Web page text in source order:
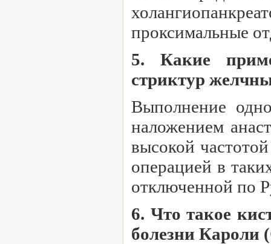
проксимальные
5. Какие
стриктур
Выполнение
наложением
высокой
операцией в
отключенной по
6. Что такое
болезни Кароли